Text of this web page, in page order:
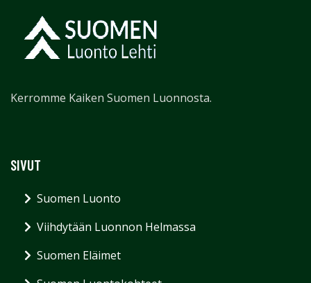
Kerromme Kaiken Suomen Luonnosta.
SIVUT
Suomen Luonto
Viihdytään Luonnon Helmassa
Suomen Eläimet